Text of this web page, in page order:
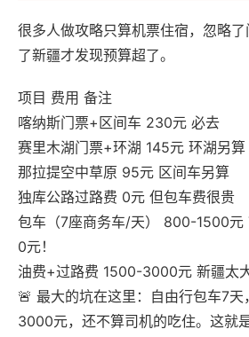
很多人做攻略只算机票住宿，忽略
了新疆才发现预算超了。
项目 费用 备注
喀纳斯门票+区间车 230元 必去
赛里木湖门票+环湖 145元 环湖另算
那拉提空中草原 95元 区间车另算
独库公路过路费 0元 但包车费很贵
包车（7座商务车/天） 800-1500
0元！
油费+过路费 1500-3000元 新疆太
🚨 最大的坑在这里：自由行包车7
3000元，还不算司机的吃住。这就